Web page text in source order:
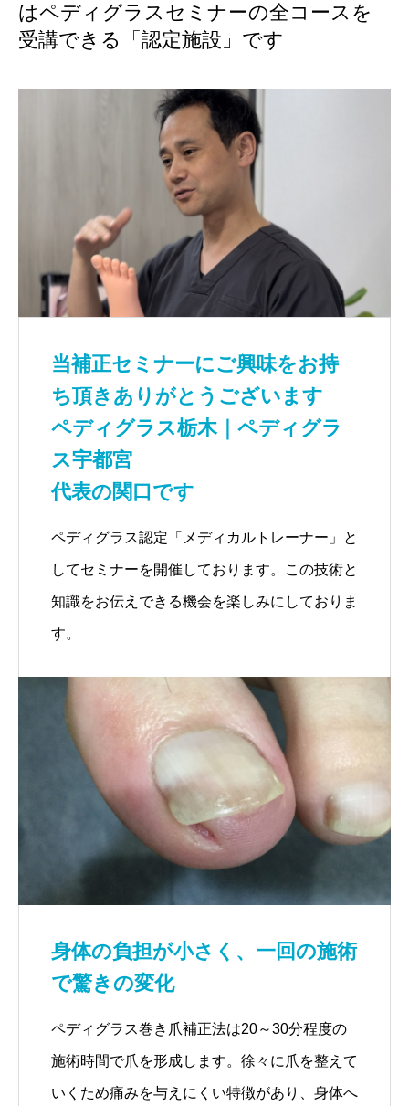
はペディグラスセミナーの全コースを
受講できる「認定施設」です
当補正セミナーにご興味をお持
ち頂きありがとうございます
ペディグラス栃木｜ペディグラ
ス宇都宮
代表の関口です
ペディグラス認定「メディカルトレーナー」と
してセミナーを開催しております。この技術と
知識をお伝えできる機会を楽しみにしておりま
す。
身体の負担が小さく、一回の施術
で驚きの変化
ペディグラス巻き爪補正法は20～30分程度の
施術時間で爪を形成します。徐々に爪を整えて
いくため痛みを与えにくい特徴があり、身体へ